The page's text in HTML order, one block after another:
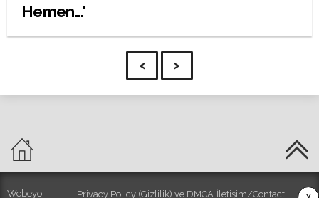
Hemen...'
< >
Webeyo Privacy Policy (Gizlilik) ve DMCA İletişim/Contact